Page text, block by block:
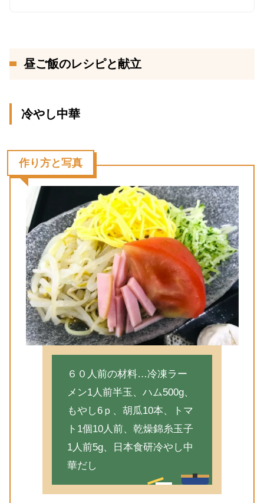
昼ご飯のレシピと献立
冷やし中華
作り方と写真
６０人前の材料…冷凍ラー
メン1人前半玉、ハム500g、
もやし6ｐ、胡瓜10本、トマ
ト1個10人前、乾燥錦糸玉子
1人前5g、日本食研冷やし中
華だし